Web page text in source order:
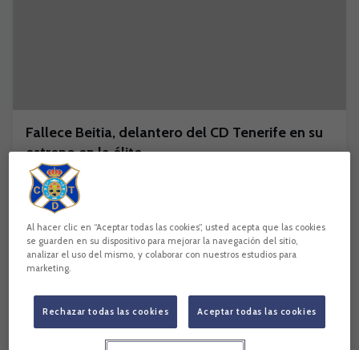
Fallece Beitia, delantero del CD Tenerife en su
estreno en la élite
NOTICIAS
Al hacer clic en “Aceptar todas las cookies”, usted acepta que las cookies
se guarden en su dispositivo para mejorar la navegación del sitio,
analizar el uso del mismo, y colaborar con nuestros estudios para
marketing.
Rechazar todas las cookies Aceptar todas las cookies